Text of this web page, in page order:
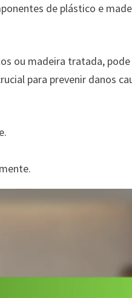
de plástico e
ou madeira tratada,
para prevenir danos